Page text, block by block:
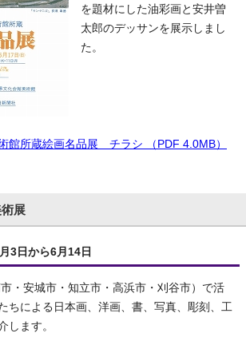
を題材にした油彩画と安井曽
太郎のデッサンを展示しまし
た。
館所蔵絵画名品展 チラシ （PDF 4.0MB）
展
3日から6月14日
・安城市・知立市・高浜市・刈谷市）で活
ちによる日本画、洋画、書、写真、彫刻、工
します。